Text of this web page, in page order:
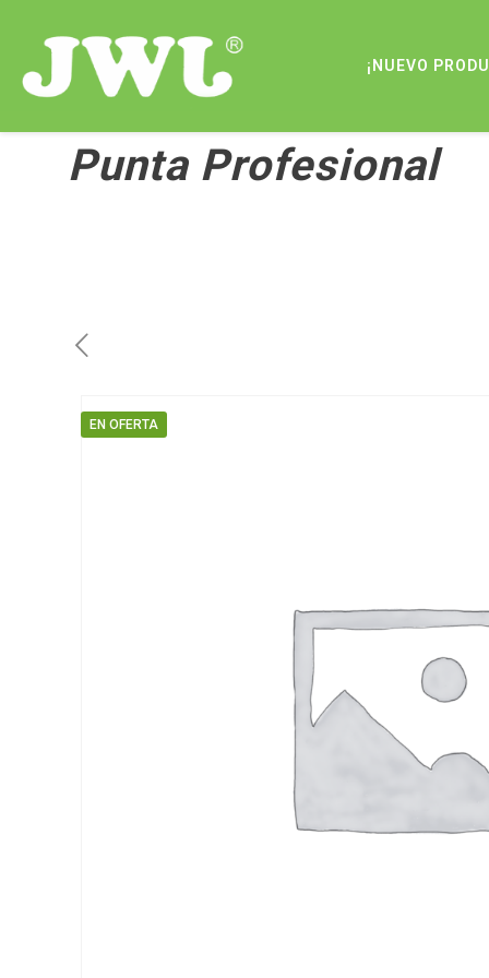
¡NUEVO
Punta Profesional
EN OFERTA